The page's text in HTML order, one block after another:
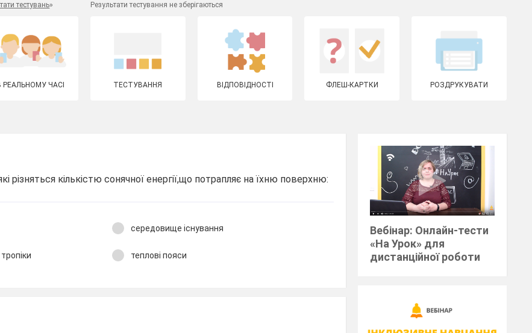
тестувань» Результати тестування не зберігаються
РЕАЛЬНОМУ ЧАСІ ТЕСТУВАННЯ ВІДПОВІДНОСТІ ФЛЕШ-КАРТКИ РОЗДРУКУВАТИ
різняться кількістю сонячної енергії,що потрапляє на їхню поверхню:
середовище існування
теплові пояси
Вебінар: Онлайн-тести
«На Урок» для
дистанційної роботи